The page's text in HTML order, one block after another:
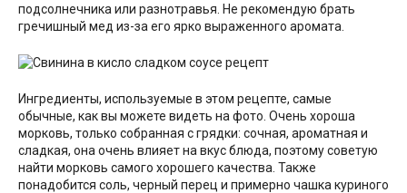
подсолнечника или разнотравья. Не рекомендую брать
гречишный мед из-за его ярко выраженного аромата.
Ингредиенты, используемые в этом рецепте, самые
обычные, как вы можете видеть на фото. Очень хороша
морковь, только собранная с грядки: сочная, ароматная и
сладкая, она очень влияет на вкус блюда, поэтому советую
найти морковь самого хорошего качества. Также
понадобится соль, черный перец и примерно чашка куриного